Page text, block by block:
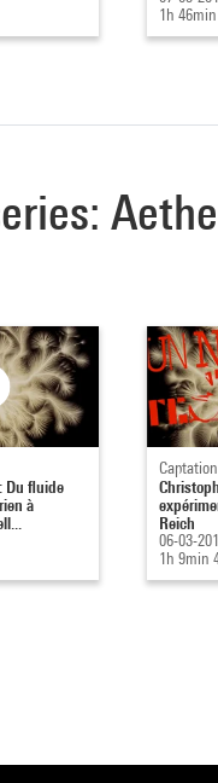
1h
Du fluide
à
Captation
Reich
06-03-
1h 9min